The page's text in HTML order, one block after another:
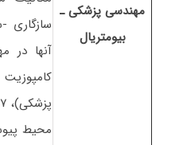
ﻣﻬﻨﺪسی پزشکی ـ
بیومتریال
سازگاری
آنها در
محیط